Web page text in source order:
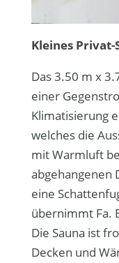
Kleines
Das 3.50 m x
einer
Klimatisierung
welches die
mit Warmluft
abgehangenen
eine
übernimmt Fa.
Die Sauna ist
Decken und